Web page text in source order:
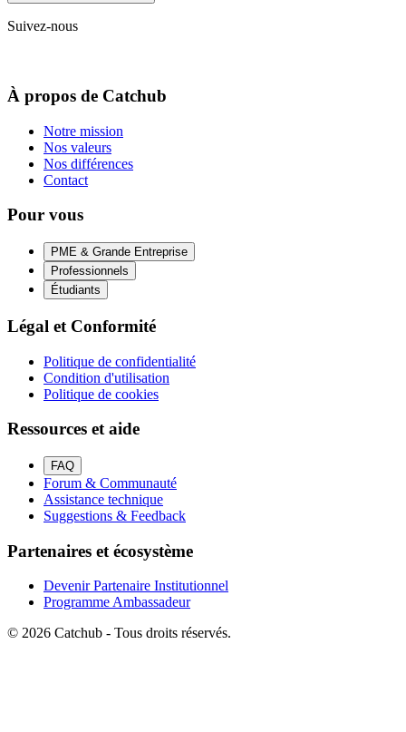
Suivez-nous
À propos de Catchub
Notre mission
Nos valeurs
Nos différences
Contact
Pour vous
PME & Grande Entreprise
Professionnels
Étudiants
Légal et Conformité
Politique de confidentialité
Condition d'utilisation
Politique de cookies
Ressources et aide
FAQ
Forum & Communauté
Assistance technique
Suggestions & Feedback
Partenaires et écosystème
Devenir Partenaire Institutionnel
Programme Ambassadeur
© 2026 Catchub - Tous droits réservés.